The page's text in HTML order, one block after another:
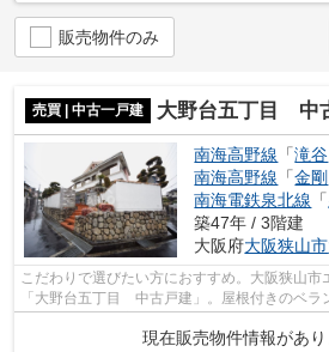
販売物件のみ
売買 | 中古一戸建 大野台五丁目 中
南海高野線 「滝谷
南海高野線 「金剛
南海電鉄泉北線 「
築47年 / 3階建
大阪府大阪狭山市
こだわりで選びたい方におすすめ。大阪狭山市
「大野台五丁目 中古戸建」。屋根付きのベラ
現在販売物件情報があり